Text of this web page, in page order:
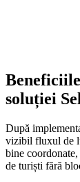
soluției
După
vizibil fluxul de
bine
de turiști fără